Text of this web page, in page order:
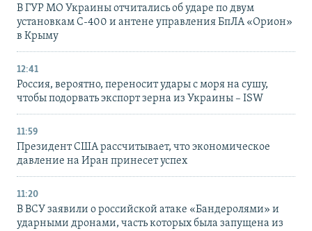
В ГУР МО Украины отчитались об ударе по двум
установкам С-400 и антене управления БпЛА «Орион»
в Крыму
12:41
Россия, вероятно, переносит удары с моря на сушу,
чтобы подорвать экспорт зерна из Украины – ISW
11:59
Президент США рассчитывает, что экономическое
давление на Иран принесет успех
11:20
В ВСУ заявили о российской атаке «Бандеролями» и
ударными дронами, часть которых была запущена из